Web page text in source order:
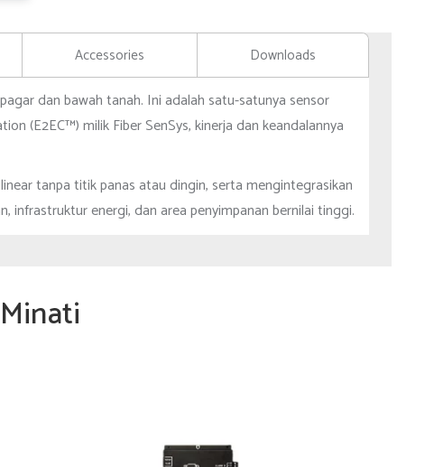
Accessories Downloads
dan bawah tanah. Ini adalah satu-satunya sensor
(E2EC™) milik Fiber SenSys, kinerja dan keandalannya
tanpa titik panas atau dingin, serta mengintegrasikan
infrastruktur energi, dan area penyimpanan bernilai tinggi.